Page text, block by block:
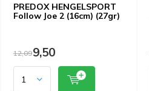
PREDOX HENGELSPORT
Follow Joe 2 (16cm) (27gr)
12,099,50